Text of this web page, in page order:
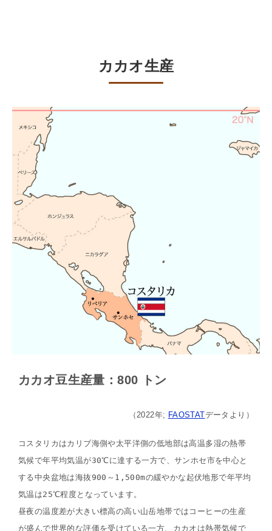
カカオ生産
カカオ豆生産量：800 トン
（2022年; FAOSTATデータより）
コスタリカはカリブ海側や太平洋側の低地部は高温多湿の熱帯
気候で年平均気温が30℃に達する一方で、サンホセ市を中心と
する中央盆地は海抜900～1,500mの緩やかな起伏地形で年平均
気温は25℃程度となっています。
昼夜の温度差が大きい標高の高い山岳地帯ではコーヒーの生産
が盛んで世界的な評価を受けている一方、カカオは熱帯気候で